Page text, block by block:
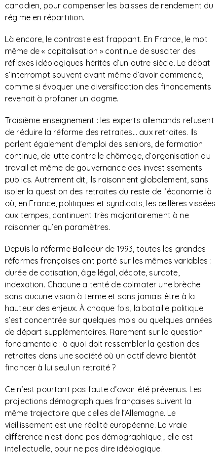
canadien, pour compenser les baisses de rendement du
régime en répartition.
Là encore, le contraste est frappant. En France, le mot
même de « capitalisation » continue de susciter des
réflexes idéologiques hérités d’un autre siècle. Le débat
s’interrompt souvent avant même d’avoir commencé,
comme si évoquer une diversification des financements
revenait à profaner un dogme.
Troisième enseignement : les experts allemands refusent
de réduire la réforme des retraites... aux retraites. Ils
parlent également d’emploi des seniors, de formation
continue, de lutte contre le chômage, d’organisation du
travail et même de gouvernance des investissements
publics. Autrement dit, ils raisonnent globalement, sans
isoler la question des retraites du reste de l’économie là
où, en France, politiques et syndicats, les œillères vissées
aux tempes, continuent très majoritairement à ne
raisonner qu’en paramètres.
Depuis la réforme Balladur de 1993, toutes les grandes
réformes françaises ont porté sur les mêmes variables :
durée de cotisation, âge légal, décote, surcote,
indexation. Chacune a tenté de colmater une brèche
sans aucune vision à terme et sans jamais être à la
hauteur des enjeux. À chaque fois, la bataille politique
s’est concentrée sur quelques mois ou quelques années
de départ supplémentaires. Rarement sur la question
fondamentale : à quoi doit ressembler la gestion des
retraites dans une société où un actif devra bientôt
financer à lui seul un retraité ?
Ce n’est pourtant pas faute d’avoir été prévenus. Les
projections démographiques françaises suivent la
même trajectoire que celles de l’Allemagne. Le
vieillissement est une réalité européenne. La vraie
différence n’est donc pas démographique ; elle est
intellectuelle, pour ne pas dire idéologique.